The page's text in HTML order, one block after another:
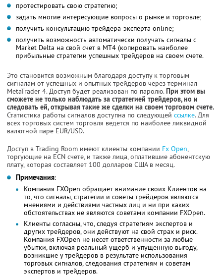
протестировать свою стратегию;
задать многие интересующие вопросы о рынке и торговле;
получить консультацию трейдера-эксперта online;
получить возможность автоматически получать сигналы с
Market Delta на свой счет в MT4 (копировать наиболее
прибыльные стратегии успешных трейдеров на своем счете.
Это становится возможным благодаря доступу к торговым
сигналам от успешных и опытных трейдеров через терминал
MetaTrader 4. Доступ будет реализован по паролю.При этом вы
сможете не только наблюдать за стратегией трейдеров, но и
следовать ей, открывая такие же сделки на своем торговом счете.
Статистика работы сигналов доступна по следующей ссылке. Для
всех торговых систем торговля ведется по наиболее ликвидной
валютной паре EUR/USD.
Доступ в Trading Room имеют клиенты компании Fx Open,
торгующие на ECN счете, и также лица, оплатившие абонентскую
плату, которая составляет 100 долларов США в месяц.
Примечания:
Компания FXOpen обращает внимание своих Клиентов на
то, что сигналы, стратегии и советы трейдеров являются
мнениями и действиями частных лиц и ни при каких
обстоятельствах не являются советами компании FXOpen.
Клиенты согласны, что, следуя стратегиям экспертов и
других трейдеров, они действуют на свой страх и риск.
Компания FXOpen не несет ответственности за любые
убытки, включая реальный ущерб и упущенную выгоду,
возникшие у трейдеров в результате использования
торговых сигналов, следования стратегиям и советам
экспертов и трейдеров.